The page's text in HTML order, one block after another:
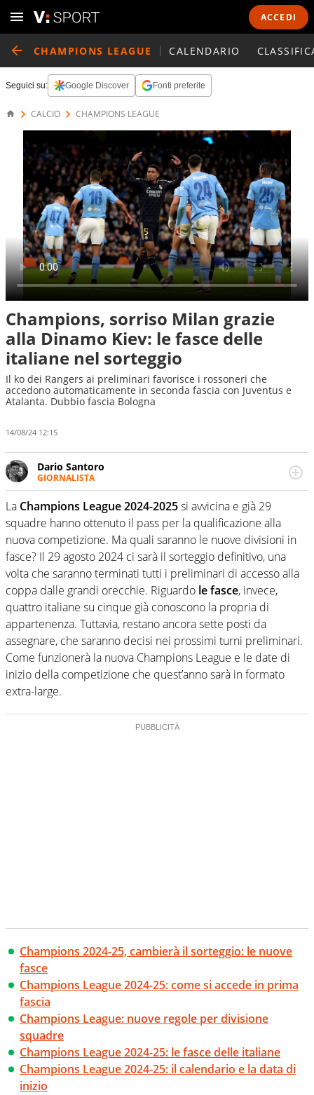
ACCEDI
CHAMPIONS LEAGUE CALENDARIO
Seguici su: Google Discover Fonti preferite
CALCIO CHAMPIONS LEAGUE
Champions, sorriso Milan grazie
alla Dinamo Kiev: le fasce delle
italiane nel sorteggio
Il ko dei Rangers ai preliminari favorisce i rossoneri che
accedono automaticamente in seconda fascia con Juventus e
Atalanta. Dubbio fascia Bologna
14/08/24 12:15
Dario Santoro
GIORNALISTA
Scrive, commenta, racconta lo sport in tutte le
sfaccettature. Tocca l'apice quando ha modo di
concentrarsi sulle interviste ai grandi protagonisti
La Champions League 2024-2025si avvicina e già 29
squadre hanno ottenuto il pass per la qualificazione alla
nuova competizione. Ma quali saranno le nuove divisioni in
fasce? Il 29 agosto 2024 ci sarà il sorteggio definitivo, una
volta che saranno terminati tutti i preliminari di accesso alla
coppa dalle grandi orecchie. Riguardo le fasce, invece,
quattro italiane su cinque già conoscono la propria di
appartenenza. Tuttavia, restano ancora sette posti da
assegnare, che saranno decisi nei prossimi turni preliminari.
Come funzionerà la nuova Champions League e le date di
inizio della competizione che quest’anno sarà in formato
extra-large.
Champions 2024-25, cambierà il sorteggio: le nuove
fasce
Champions League 2024-25: come si accede in prima
fascia
Champions League: nuove regole per divisione
squadre
Champions League 2024-25: le fasce delle italiane
Champions League 2024-25: il calendario e la data di
inizio